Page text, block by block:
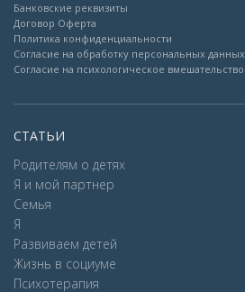
Банковские реквизиты
Договор Оферта
Политика конфиденциальности
Согласие на обработку персональных данных
Согласие на психологическое вмешательство
СТАТЬИ
Родителям о детях
Я и мой партнер
Семья
Я
Развиваем детей
Жизнь в социуме
Психотерапия